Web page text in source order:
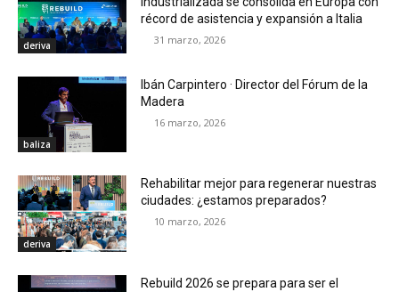
deriva
récord de asistencia y expansión a Italia
31 marzo, 2026
baliza
Ibán Carpintero · Director del Fórum de la
Madera
16 marzo, 2026
deriva
Rehabilitar mejor para regenerar nuestras
ciudades: ¿estamos preparados?
10 marzo, 2026
Rebuild 2026 se prepara para ser el